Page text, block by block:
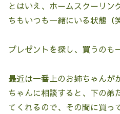
とはいえ、ホームスクーリン
ちもいつも一緒にいる状態（
プレゼントを探し、買うの
最近は一番上のお姉ちゃんが
ちゃんに相談すると、下の弟
てくれるので、その間に買っ